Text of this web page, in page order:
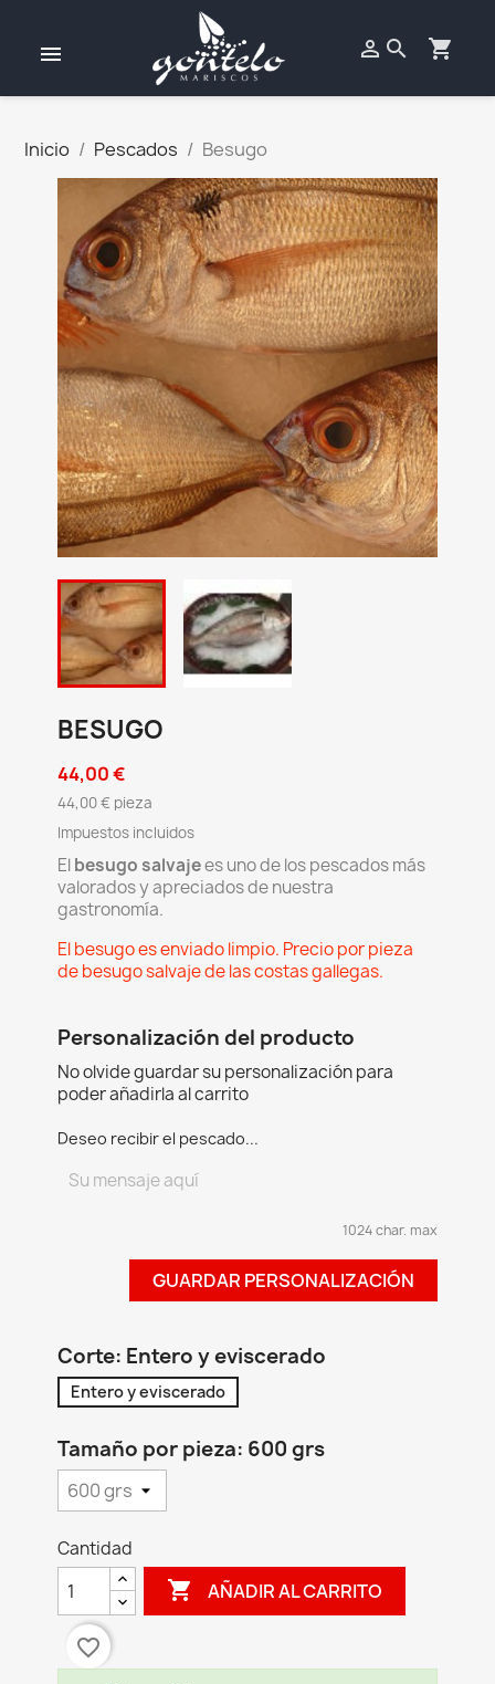
 search shopping_cart
Inicio Pescados Besugo
BESUGO
44,00 €
44,00 € pieza
Impuestos incluidos
Elbesugo salvajees uno de los pescados más
valorados y apreciados de nuestra
gastronomía.
El besugo es enviado limpio. Precio por pieza
de besugo salvaje de las costas gallegas.
Personalización del producto
No olvide guardar su personalización para
poder añadirla al carrito
Deseo recibir el pescado...
1024 char. max
GUARDAR PERSONALIZACIÓN
Corte: Entero y eviscerado
Entero y eviscerado
Tamaño por pieza: 600 grs
Cantidad
 AÑADIR AL CARRITO
favorite_border